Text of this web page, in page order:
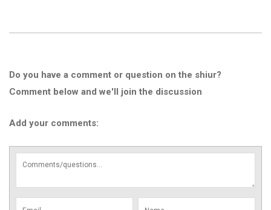
Do you have a comment or question on the shiur?
Comment below and we'll join the discussion
Add your comments: